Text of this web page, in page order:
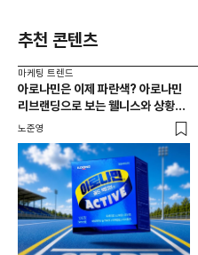
추천 콘텐츠
마케팅 트렌드
아로나민은 이제 파란색? 아로나민
리브랜딩으로 보는 웰니스와 상황
최적화 전략
노준영